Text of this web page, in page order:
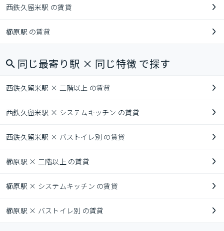
西鉄久留米駅 の賃貸
櫛原駅 の賃貸
同じ最寄り駅 × 同じ特徴 で探す
西鉄久留米駅 × 二階以上 の賃貸
西鉄久留米駅 × システムキッチン の賃貸
西鉄久留米駅 × バストイレ別 の賃貸
櫛原駅 × 二階以上 の賃貸
櫛原駅 × システムキッチン の賃貸
櫛原駅 × バストイレ別 の賃貸